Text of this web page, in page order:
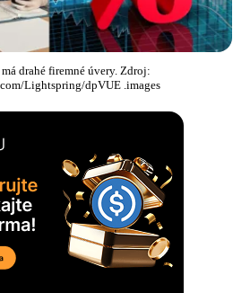
drahé firemné úvery. Zdroj:
Lightspring/dpVUE .images